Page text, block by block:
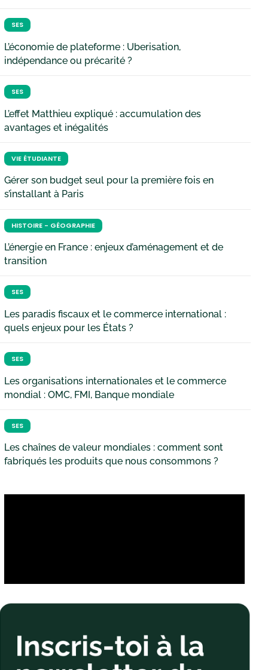
SES
L’économie de plateforme : Uberisation,
indépendance ou précarité ?
SES
L’effet Matthieu expliqué : accumulation des
avantages et inégalités
VIE ÉTUDIANTE
Gérer son budget seul pour la première fois en
s’installant à Paris
HISTOIRE - GÉOGRAPHIE
L’énergie en France : enjeux d’aménagement et de
transition
SES
Les paradis fiscaux et le commerce international :
quels enjeux pour les États ?
SES
Les organisations internationales et le commerce
mondial : OMC, FMI, Banque mondiale
SES
Les chaînes de valeur mondiales : comment sont
fabriqués les produits que nous consommons ?